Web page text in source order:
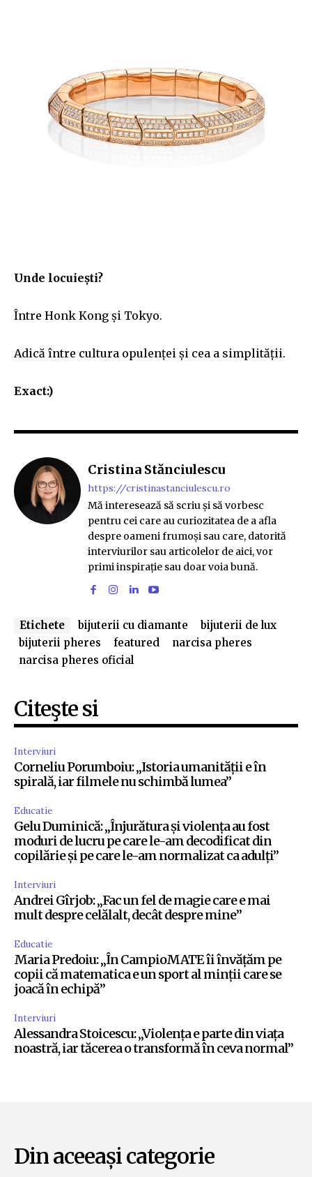
Unde locuiești?
Între Honk Kong și Tokyo.
Adică între cultura opulenței și cea a simplității.
Exact:)
Cristina Stănciulescu
https://cristinastanciulescu.ro
Mă interesează să scriu și să vorbesc
pentru cei care au curiozitatea de a afla
despre oameni frumoși sau care, datorită
interviurilor sau articolelor de aici, vor
primi inspirație sau doar voia bună.
Etichete bijuterii cu diamante
bijuterii de lux
bijuterii pheres
featured
narcisa pheres
narcisa pheres oficial
Citeşte si
Interviuri
Corneliu Porumboiu: „Istoria umanității e în
spirală, iar filmele nu schimbă lumea”
Educatie
Gelu Duminică: „Înjurătura și violența au fost
moduri de lucru pe care le-am decodificat din
copilărie și pe care le-am normalizat ca adulți”
Interviuri
Andrei Gîrjob: „Fac un fel de magie care e mai
mult despre celălalt, decât despre mine”
Educatie
Maria Predoiu: „În CampioMATE îi învățăm pe
copii că matematica e un sport al minții care se
joacă în echipă”
Interviuri
Alessandra Stoicescu: „Violența e parte din viața
noastră, iar tăcerea o transformă în ceva normal”
Din aceeași categorie